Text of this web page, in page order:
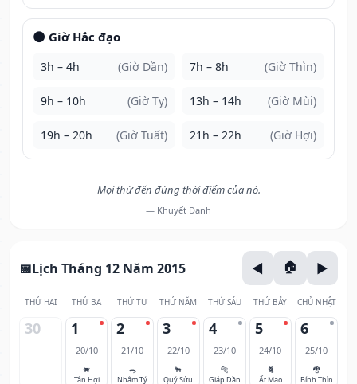
🌑 Giờ Hắc đạo
3h – 4h (Giờ Dần) 7h – 8h (Giờ Thìn)
9h – 10h (Giờ Tỵ) 13h – 14h (Giờ Mùi)
19h – 20h (Giờ Tuất) 21h – 22h (Giờ Hợi)
Mọi thứ đến đúng thời điểm của nó.
— Khuyết Danh
Lịch Tháng 12 Năm 2015
THỨ HAI THỨ BA THỨ TƯ THỨ NĂM THỨ SÁU THỨ BẢY CHỦ NHẬT
30 1
20/10
🐖
Tân Hợi
2
21/10
🐀
Nhâm Tý
3
22/10
🐂
Quý Sửu
4
23/10
🐅
Giáp Dần
5
24/10
🐈
Ất Mão
6
25/10
🐉
Bính Thìn